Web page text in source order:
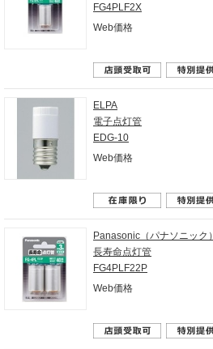
FG4PLF2X
Web価格
ELPA
電子点灯管
EDG-10
Web価格
Panasonic（パナソニック）
長寿命点灯管
FG4PLF22P
Web価格